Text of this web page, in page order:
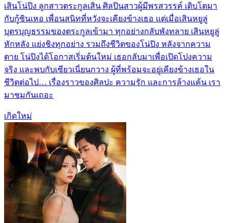
เสินโน่ปิง ลูกสาวตระกูลเสิน ศิลปินสาวผู้มีพรสวรรค์ เติบโตมา
กับกู้ซินเหอ เพื่อนสนิทที่หวังจะเคียงข้างเธอ แต่เมื่อเสินหยูลู่
บุตรบุญธรรมของตระกูลเข้ามา ทุกอย่างกลับพังทลาย เสินหยูลู่
หักหลัง แย่งชิงทุกอย่าง รวมถึงชีวิตของโน่ปิง หลังจากความ
ตาย โน่ปิงได้โอกาสเริ่มต้นใหม่ เธอกลับมาเพื่อเปิดโปงความ
จริง และพบกับเซียวเนี่ยนกวาง ผู้ที่พร้อมจะอยู่เคียงข้างเธอใน
ชีวิตต่อไป… เรื่องราวของศิลปะ ความรัก และการล้างแค้น เรา
มาชมกันเถอะ
เกิดใหม่